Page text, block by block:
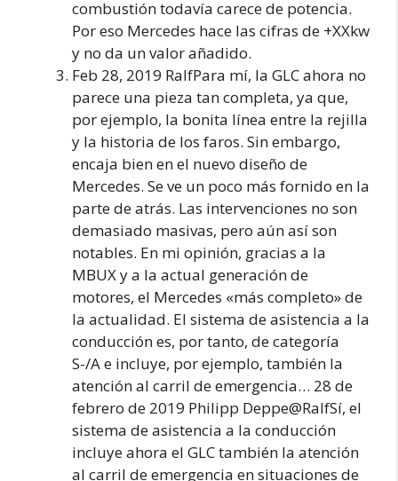
combustión todavía carece de potencia.
Por eso Mercedes hace las cifras de +XXkw
y no da un valor añadido.
Feb 28, 2019 RalfPara mí, la GLC ahora no
parece una pieza tan completa, ya que,
por ejemplo, la bonita línea entre la rejilla
y la historia de los faros. Sin embargo,
encaja bien en el nuevo diseño de
Mercedes. Se ve un poco más fornido en la
parte de atrás. Las intervenciones no son
demasiado masivas, pero aún así son
notables. En mi opinión, gracias a la
MBUX y a la actual generación de
motores, el Mercedes «más completo» de
la actualidad. El sistema de asistencia a la
conducción es, por tanto, de categoría
S-/A e incluye, por ejemplo, también la
atención al carril de emergencia… 28 de
febrero de 2019 Philipp Deppe@RalfSí, el
sistema de asistencia a la conducción
incluye ahora el GLC también la atención
al carril de emergencia en situaciones de